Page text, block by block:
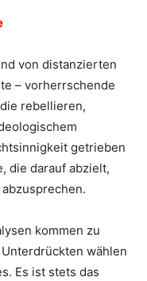
von distanzierten
– vorherrschende
rebellieren,
getrieben
die darauf abzielt,
kommen zu
wählen
Es ist stets das